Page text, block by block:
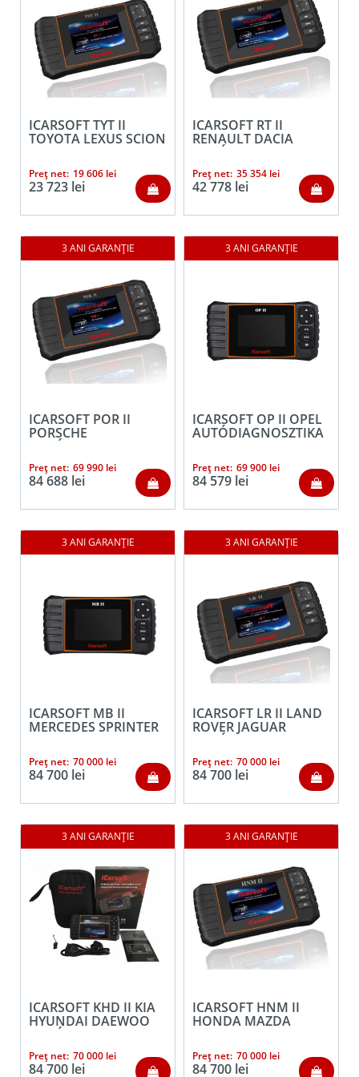
ICARSOFT TYT II
TOYOTA LEXUS SCION
Preț net: 19 606 lei
23 723 lei
ICARSOFT RT II
RENAULT DACIA
AUTÓDIAGNOSZTIKA
Preț net: 35 354 lei
42 778 lei
ICARSOFT POR II
PORSCHE
AUTÓDIAGNOSZTIKA
Preț net: 69 990 lei
84 688 lei
ICARSOFT OP II OPEL
AUTÓDIAGNOSZTIKA
Preț net: 69 900 lei
84 579 lei
ICARSOFT MB II
MERCEDES SPRINTER
AUTÓDIAGNOSZTIKA
Preț net: 70 000 lei
84 700 lei
ICARSOFT LR II LAND
ROVER JAGUAR
AUTÓDIAGNOSZTIKA
Preț net: 70 000 lei
84 700 lei
ICARSOFT KHD II KIA
HYUNDAI DAEWOO
AUTÓDIAGNOSZTIKA
Preț net: 70 000 lei
84 700 lei
ICARSOFT HNM II
HONDA MAZDA
SUBARU
AUTÓDIAGNOSZTIKA
Preț net: 70 000 lei
84 700 lei